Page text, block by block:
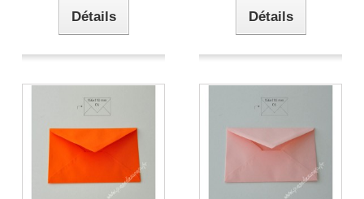
Détails Détails